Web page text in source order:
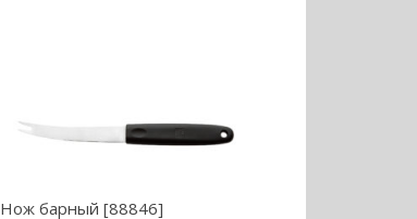
Нож барный [88846]